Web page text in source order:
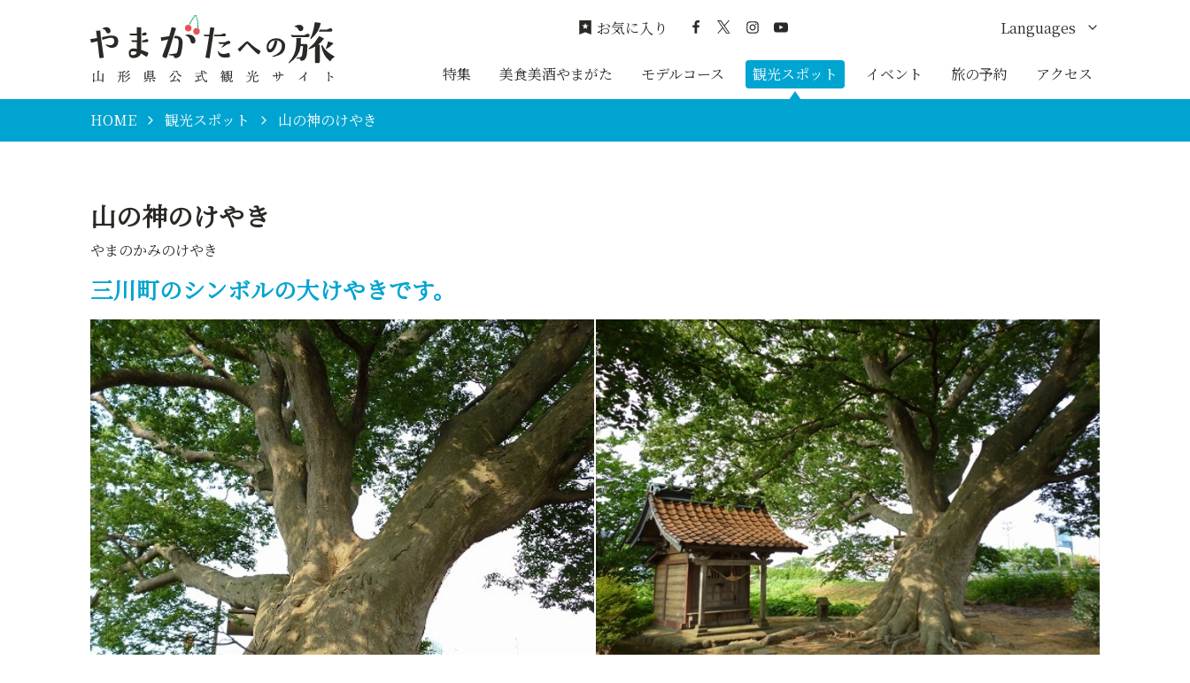
特集 美食美酒やまがた モデルコース 観光スポット イベント 旅の予約 アクセス
お気に入り Languages
English
HOME 観光スポット 山の神のけやき
山の神のけやき
やまのかみのけやき
三川町のシンボルの大けやきです。